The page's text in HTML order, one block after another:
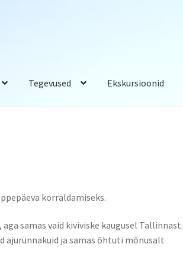
Tegevused Ekskursioonid
korraldamiseks.
samas vaid kiviviske kaugusel Tallinnast.
ajurünnakuid ja samas õhtuti mõnusalt